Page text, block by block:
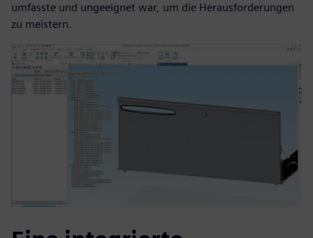
umfasste und ungeeignet war, um die Herausforderungen
zu meistern.